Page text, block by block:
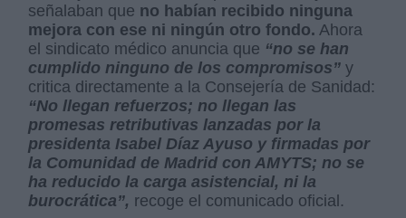
señalaban que no habían recibido ninguna
mejora con ese ni ningún otro fondo. Ahora
el sindicato médico anuncia que “no se han
cumplido ninguno de los compromisos”y
critica directamente a la Consejería de Sanidad:
“No llegan refuerzos; no llegan las
promesas retributivas lanzadas por la
presidenta Isabel Díaz Ayuso y firmadas por
la Comunidad de Madrid con AMYTS; no se
ha reducido la carga asistencial, ni la
burocrática”, recoge el comunicado oficial.